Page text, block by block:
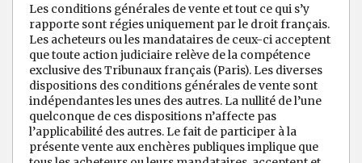
Les conditions générales de vente et tout ce qui s’y
rapporte sont régies uniquement par le droit français.
Les acheteurs ou les mandataires de ceux-ci acceptent
que toute action judiciaire relève de la compétence
exclusive des Tribunaux français (Paris). Les diverses
dispositions des conditions générales de vente sont
indépendantes les unes des autres. La nullité de l’une
quelconque de ces dispositions n’affecte pas
l’applicabilité des autres. Le fait de participer à la
présente vente aux enchères publiques implique que